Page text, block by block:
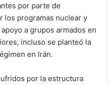
por parte de
los programas nuclear y
a grupos armados en
incluso se planteó la
en Irán.
por la estructura